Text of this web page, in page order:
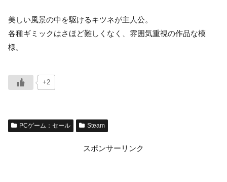
美しい風景の中を駆けるキツネが主人公。
各種ギミックはさほど難しくなく、雰囲気重視の作品な模
様。
+2
PCゲーム：セール Steam
スポンサーリンク